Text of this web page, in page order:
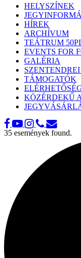
navigationHELYSZÍNEK
HÍREK
ARCHÍVUM
TEÁTRUM
EVENTS FOR
GALÉRIA
TÁMOGATÓK
KÖZÉRDEKŰ
35 események found.